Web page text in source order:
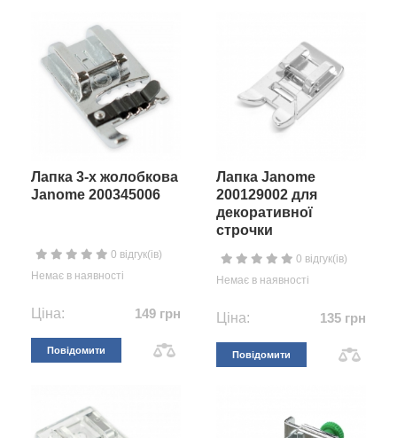
Лапка 3-х жолобкова
Janome 200345006
0 відгук(ів)
Немає в наявності
Ціна: 149 грн
Повідомити
Лапка Janome
200129002 для
декоративної
строчки
0 відгук(ів)
Немає в наявності
Ціна: 135 грн
Повідомити